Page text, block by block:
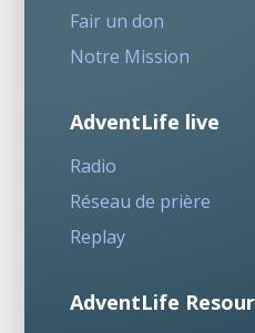
Fair un don
Notre Mission
AdventLife live
Radio
Réseau de prière
Replay
AdventLife